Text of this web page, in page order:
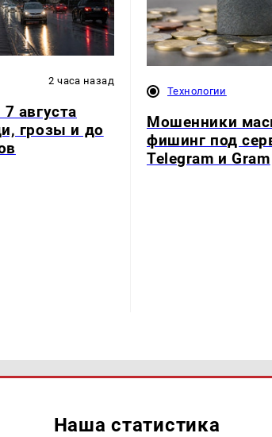
2 часа назад
августа
грозы и до
Технологии
Мошенники
фишинг под
Telegram и Gram
Наша статистика